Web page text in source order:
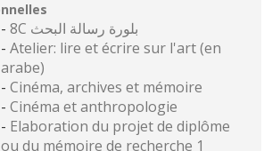
-
8C بلورة رسالة البحث
- Atelier: lire et écrire sur l'art (en
arabe)
- Cinéma, archives et mémoire
- Cinéma et anthropologie
- Elaboration du projet de diplôme
ou du mémoire de recherche 1